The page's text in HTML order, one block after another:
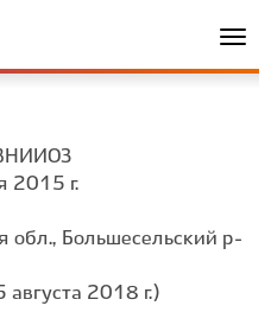
2015 г.
обл., Большесельский р-
августа 2018 г.)